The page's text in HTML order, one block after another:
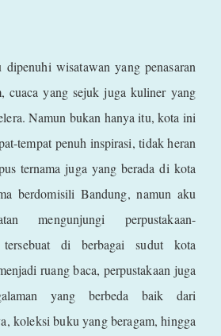
wisatawan yang penasaran
cuaca yang sejuk juga kuliner yang
Namun bukan hanya itu, kota ini
tempat penuh inspirasi, tidak heran
ternama juga yang berada di kota
berdomisili Bandung, namun aku
mengunjungi perpustakaan-
tersebuat di berbagai sudut kota
ruang baca, perpustakaan juga
yang berbeda baik dari
koleksi buku yang beragam, hingga